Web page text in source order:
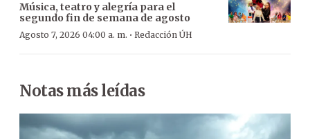
Música, teatro y alegría para el
segundo fin de semana de agosto
Agosto 7, 2026 04:00 a. m. · Redacción ÚH
Notas más leídas